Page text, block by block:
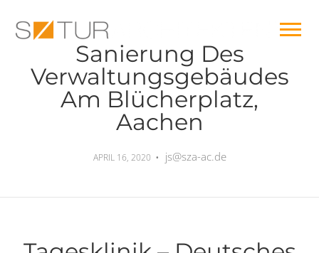
Sanierung Des
Verwaltungsgebäudes
Am Blücherplatz,
Aachen
APRIL 16, 2020 js@sza-ac.de